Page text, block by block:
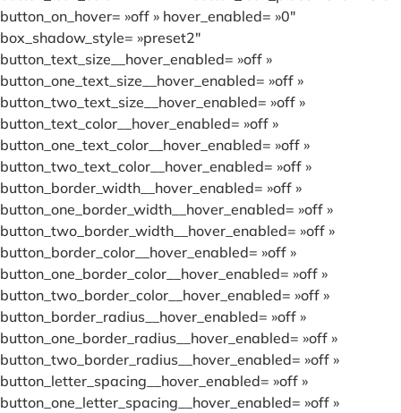
button_on_hover= »off » hover_enabled= »0″
box_shadow_style= »preset2″
button_text_size__hover_enabled= »off »
button_one_text_size__hover_enabled= »off »
button_two_text_size__hover_enabled= »off »
button_text_color__hover_enabled= »off »
button_one_text_color__hover_enabled= »off »
button_two_text_color__hover_enabled= »off »
button_border_width__hover_enabled= »off »
button_one_border_width__hover_enabled= »off »
button_two_border_width__hover_enabled= »off »
button_border_color__hover_enabled= »off »
button_one_border_color__hover_enabled= »off »
button_two_border_color__hover_enabled= »off »
button_border_radius__hover_enabled= »off »
button_one_border_radius__hover_enabled= »off »
button_two_border_radius__hover_enabled= »off »
button_letter_spacing__hover_enabled= »off »
button_one_letter_spacing__hover_enabled= »off »